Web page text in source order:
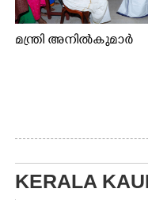
മന്ത്രി അനിൽകുമാർ
KERALA